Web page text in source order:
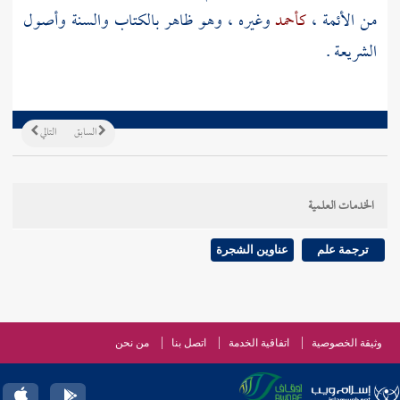
من الأئمة ،كأحمدوغيره ، وهو ظاهر بالكتاب والسنة وأصول
الشريعة .
التالي السابق
الخدمات العلمية
ترجمة علم عناوين الشجرة
وثيقة الخصوصية اتفاقية الخدمة اتصل بنا من نحن